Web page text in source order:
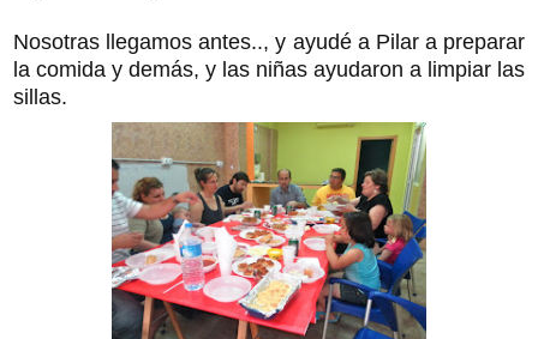
Nosotras llegamos antes.., y ayudé a Pilar a preparar
la comida y demás, y las niñas ayudaron a limpiar las
sillas.